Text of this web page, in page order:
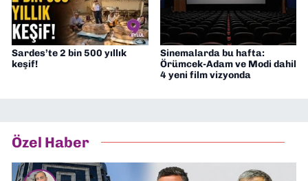
Sardes’te 2 bin 500 yıllık
keşif!
Sinemalarda bu hafta:
Örümcek-Adam ve Modi dahil
4 yeni film vizyonda
Özel Haber